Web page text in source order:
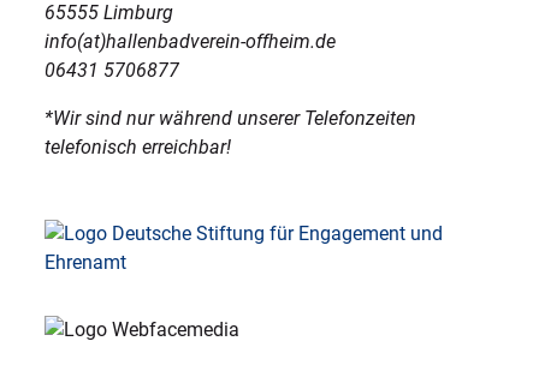
65555 Limburg
info(at)hallenbadverein-offheim.de
06431 5706877
*Wir sind nur während unserer Telefonzeiten
telefonisch erreichbar!